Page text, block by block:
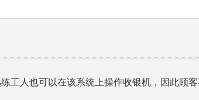
工人也可以在该系统上操作收银机，因此顾客